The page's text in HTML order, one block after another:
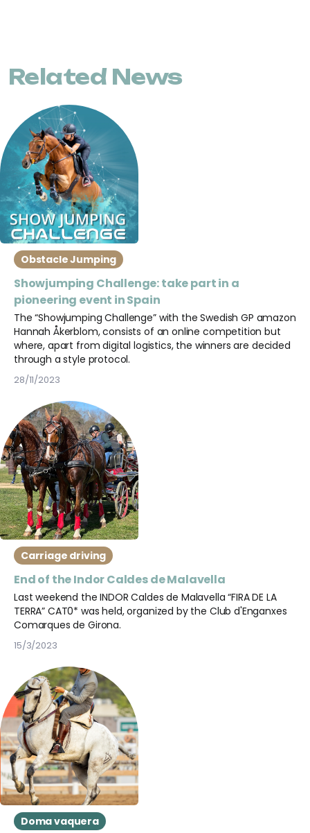
Related News
Obstacle Jumping
Showjumping Challenge: take part in a
pioneering event in Spain
The “Showjumping Challenge” with the Swedish GP amazon
Hannah Åkerblom, consists of an online competition but
where, apart from digital logistics, the winners are decided
through a style protocol.
28/11/2023
Carriage driving
End of the Indor Caldes de Malavella
Last weekend the INDOR Caldes de Malavella “FIRA DE LA
TERRA” CAT0* was held, organized by the Club d'Enganxes
Comarques de Girona.
15/3/2023
Doma vaquera